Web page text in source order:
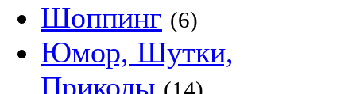
Шоппинг (6)
Юмор, Шутки,
Приколы